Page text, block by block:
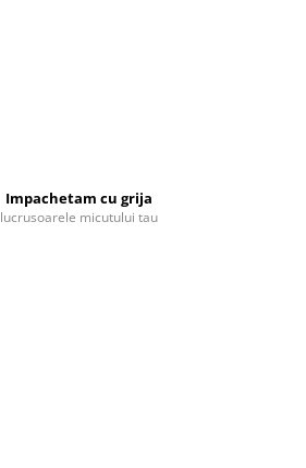
Impachetam cu grija
lucrusoarele micutului tau